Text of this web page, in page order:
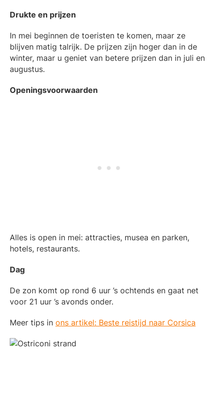
Drukte en prijzen
In mei beginnen de toeristen te komen, maar ze
blijven matig talrijk. De prijzen zijn hoger dan in de
winter, maar u geniet van betere prijzen dan in juli en
augustus.
Openingsvoorwaarden
Alles is open in mei: attracties, musea en parken,
hotels, restaurants.
Dag
De zon komt op rond 6 uur ’s ochtends en gaat net
voor 21 uur ’s avonds onder.
Meer tips in ons artikel: Beste reistijd naar Corsica